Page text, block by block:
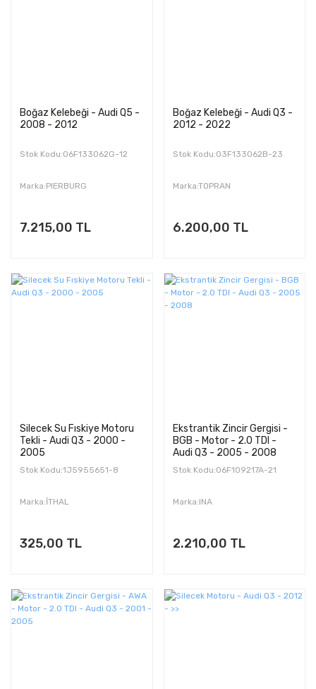
Boğaz Kelebeği - Audi Q5 -
2008 - 2012
Stok Kodu:06F133062G-12
Marka:PIERBURG
7.215,00 TL
Boğaz Kelebeği - Audi Q3 -
2012 - 2022
Stok Kodu:03F133062B-23
Marka:TOPRAN
6.200,00 TL
Silecek Su Fıskiye Motoru
Tekli - Audi Q3 - 2000 -
2005
Stok Kodu:1J5955651-8
Marka:İTHAL
325,00 TL
Ekstrantik Zincir Gergisi -
BGB - Motor - 2.0 TDI -
Audi Q3 - 2005 - 2008
Stok Kodu:06F109217A-21
Marka:INA
2.210,00 TL